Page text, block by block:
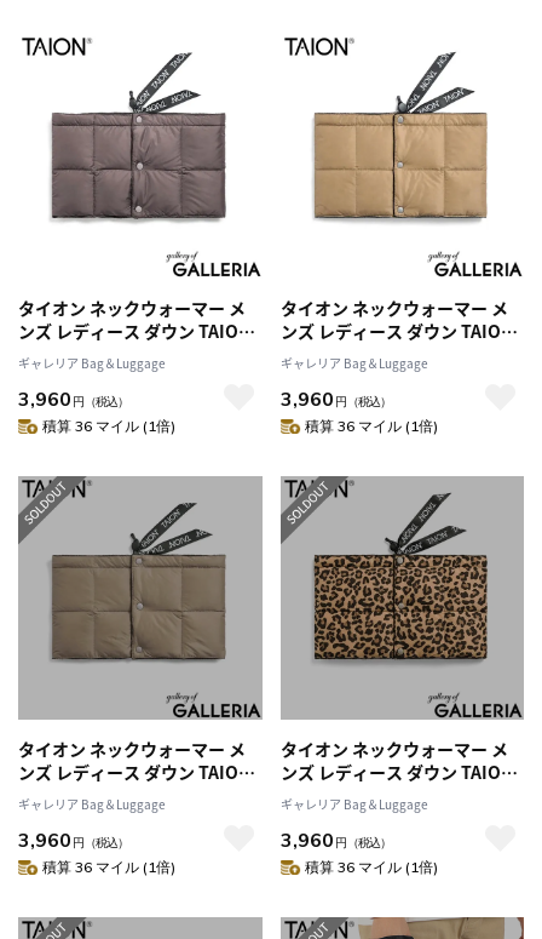
タイオン ネックウォーマー メ
ンズ レディース ダウン TAION
スポーツ ブランド 冬 秋 薄手 軽
量 防寒 洗える マフラー カジュ
アル おしゃれ シンプル BASIC
LINE ベーシック ダウンネック
ギャレリア Bag＆Luggage
3,960 円 （税込）
積算 36 マイル (1倍)
タイオン ネックウォーマー メ
ンズ レディース ダウン TAION
スポーツ ブランド 冬 秋 薄手 軽
量 防寒 洗える マフラー カジュ
アル おしゃれ シンプル BASIC
LINE ベーシック ダウンネック
ギャレリア Bag＆Luggage
3,960 円 （税込）
積算 36 マイル (1倍)
タイオン ネックウォーマー メ
ンズ レディース ダウン TAION
スポーツ ブランド 冬 秋 薄手 軽
量 防寒 洗える マフラー カジュ
アル おしゃれ シンプル BASIC
LINE ベーシック ダウンネック
ギャレリア Bag＆Luggage
3,960 円 （税込）
積算 36 マイル (1倍)
タイオン ネックウォーマー メ
ンズ レディース ダウン TAION
スポーツ ブランド 冬 秋 薄手 軽
量 防寒 洗える マフラー カジュ
アル おしゃれ シンプル BASIC
LINE ベーシック ダウンネック
ギャレリア Bag＆Luggage
3,960 円 （税込）
積算 36 マイル (1倍)